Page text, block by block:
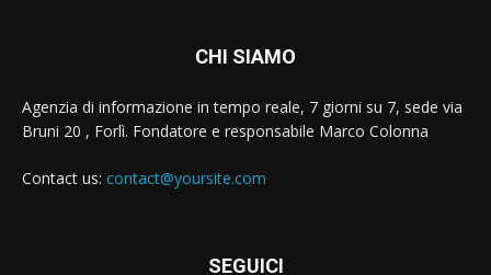
CHI SIAMO
Agenzia di informazione in tempo reale, 7 giorni su 7, sede via
Bruni 20 , Forlì. Fondatore e responsabile Marco Colonna
Contact us: contact@yoursite.com
SEGUICI